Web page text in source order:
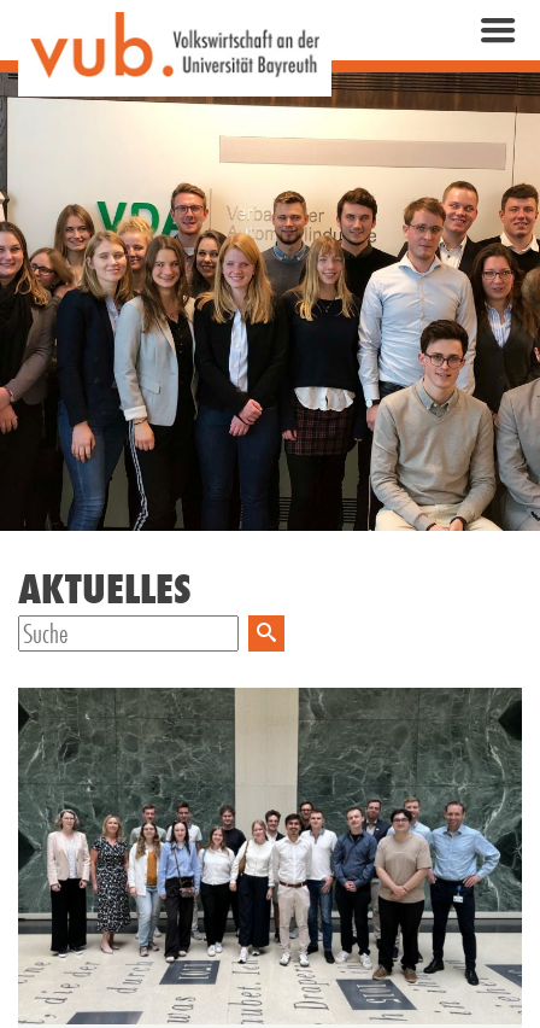
AKTUELLES